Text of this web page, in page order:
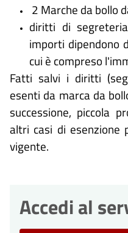
2 Marche da bollo
diritti di
importi dipendono
cui è compreso
Fatti salvi i diritti
esenti da marca da
successione, piccola
altri casi di esenzione
vigente.
Accedi al